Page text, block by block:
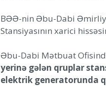
BƏƏ-nin Əbu-Dabi
Stansiyasının xarici
Əbu-Dabi Mətbuat
yerinə gələn qruplar
elektrik generatorunda